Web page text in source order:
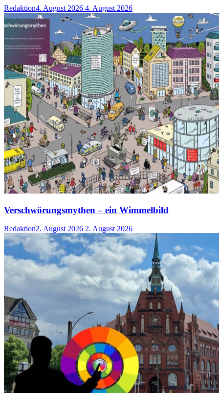
Redaktion4. August 2026 4. August 2026
Verschwörungsmythen – ein Wimmelbild
Redaktion2. August 2026 2. August 2026